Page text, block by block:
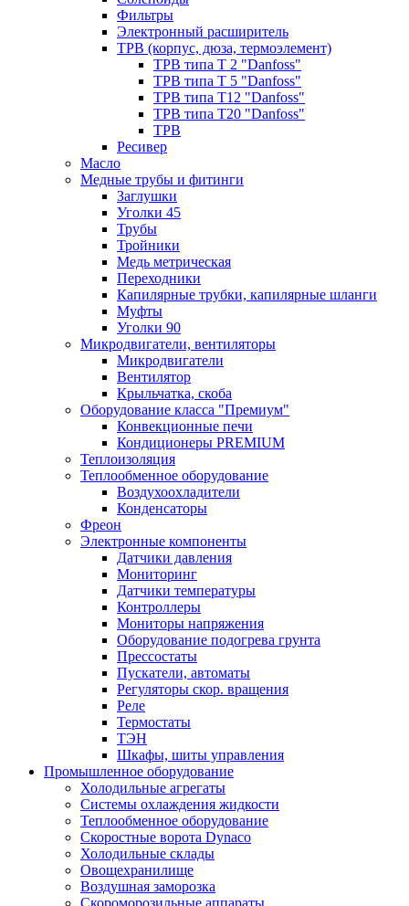
Фильтры
Электронный расширитель
ТРВ (корпус, дюза, термоэлемент)
ТРВ типа Т 2 "Danfoss"
ТРВ типа Т 5 "Danfoss"
ТРВ типа Т12 "Danfoss"
ТРВ типа Т20 "Danfoss"
ТРВ
Ресивер
Масло
Медные трубы и фитинги
Заглушки
Уголки 45
Трубы
Тройники
Медь метрическая
Переходники
Капилярные трубки, капилярные шланги
Муфты
Уголки 90
Микродвигатели, вентиляторы
Микродвигатели
Вентилятор
Крыльчатка, скоба
Оборудование класса "Премиум"
Конвекционные печи
Кондиционеры PREMIUM
Теплоизоляция
Теплообменное оборудование
Воздухоохладители
Конденсаторы
Фреон
Электронные компоненты
Датчики давления
Мониторинг
Датчики температуры
Контроллеры
Мониторы напряжения
Оборудование подогрева грунта
Прессостаты
Пускатели, автоматы
Регуляторы скор. вращения
Реле
Термостаты
ТЭН
Шкафы, шиты управления
Промышленное оборудование
Холодильные агрегаты
Системы охлаждения жидкости
Теплообменное оборудование
Скоростные ворота Dynaco
Холодильные склады
Овощехранилище
Воздушная заморозка